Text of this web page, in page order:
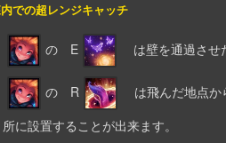
での超レンジキャッチ
の E は壁を通過させ
の R
は飛んだ地点か
所に設置することが出来ます。